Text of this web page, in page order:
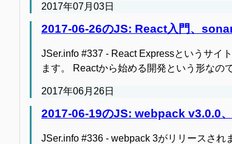
2017年07月03日
2017-06-26のJS: React入門、
JSer.info #337 - React Expressというサイ
ます。 Reactから始める開発という形なの
2017年06月26日
2017-06-19のJS: webpack v3.0.0
JSer.info #336 - webpack 3がリリースされ